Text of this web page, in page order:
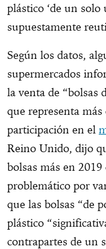
plástico ‘de un solo
supuestamente
Según los datos,
supermercados
la venta de “bolsas
que representa
participación en el
Reino Unido, dijo
bolsas más en
problemático por
que las bolsas “de
plástico
contrapartes de un